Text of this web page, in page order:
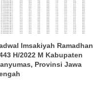
Imsakiyah Ramadhan
H/2022 M Kabupaten
Provinsi Jawa